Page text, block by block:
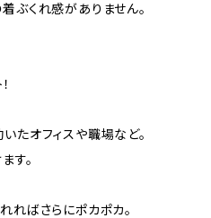
ぶくれ感がありません。
たオフィスや職場など。
す。
ればさらにポカポカ。